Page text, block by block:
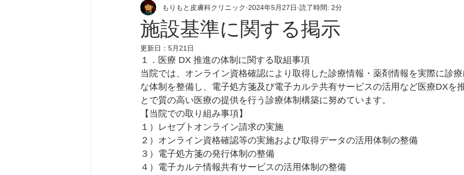
施設基準に関する掲示
もりもと皮膚科クリニック 2024年5月27日 読了時間: 2分
更新日： 5月21日
１．医療 DX 推進の体制に関する取組事項
当院では、オンライン資格確認により取得した診療情報・薬剤情報を実際に診
な体制を整備し、電子処方箋及び電子カルテ共有サービスの活用など医療DXを
とで質の高い医療の提供を行う診療体制構築に努めています。
【当院での取り組み事項】
１）レセプトオンライン請求の実施
２）オンライン資格確認等の実施および取得データの活用体制の整備
３）電子処方箋の発行体制の整備
４）電子カルテ情報共有サービスの活用体制の整備